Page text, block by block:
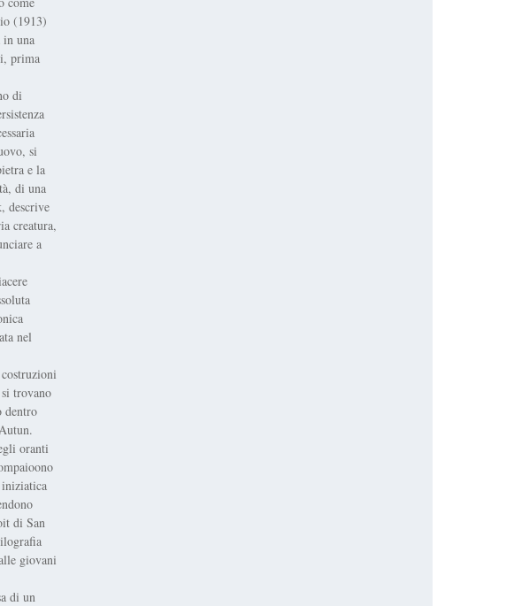
(1913)
in una
prima
di
si
e la
di una
descrive
creatura,
a
nel
trovano
dentro
oranti
di San
giovani
di un